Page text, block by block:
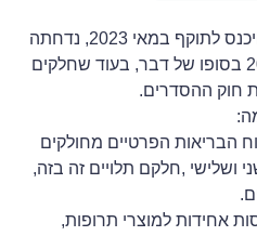
הרפורמה, שהייתה אמורה להיכנס לתוקף במאי 2023, נדחתה
ונכנסה לתוקף באוקטובר 2023 בסופו של דבר, בעוד שחלקים
חוק ההסדרים.
הבריאות הפרטיים מחולקים
ושלישי ,חלקם תלויים זה בזה,
אחידות למוצרי תרופות,